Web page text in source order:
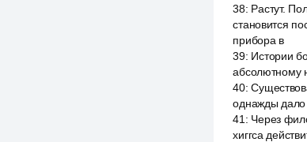
38: Растут.
становится
прибора в
39: Истории
абсолютному
40:
однажды дало
41 : Через
хиггса